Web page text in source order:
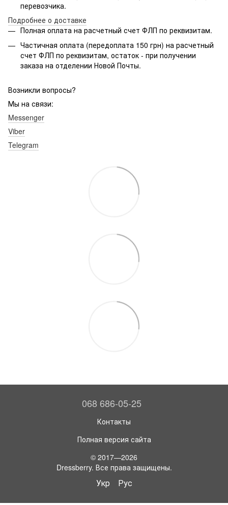
перевозчика.
Подробнее о доставке
Полная оплата на расчетный счет ФЛП по реквизитам.
Частичная оплата (передоплата 150 грн) на расчетный
счет ФЛП по реквизитам, остаток - при получении
заказа на отделении Новой Почты.
Возникли вопросы?
Мы на связи:
Messenger
Viber
Telegram
068 686-05-25
Контакты
Полная версия сайта
© 2017—2026
Dressberry. Все права защищены.
Укр Рус